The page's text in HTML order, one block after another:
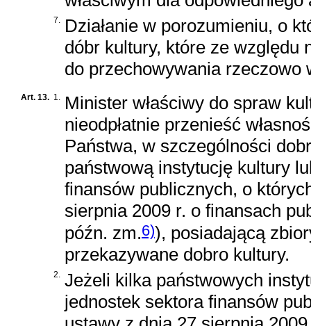
7. Działanie w porozumieniu, o
dóbr kultury, które ze względu
do przechowywania rzeczowo
Art. 13. 1. Minister właściwy do spraw
nieodpłatnie przenieść
Państwa, w szczególności
państwową instytucję kultury
finansów publicznych, o
sierpnia 2009 r. o finansach
późn. zm.6)), posiadającą
przekazywane dobro kultury.
2. Jeżeli kilka państwowych
jednostek sektora finansów